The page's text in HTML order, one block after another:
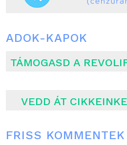
ADOK-KAPOK
TÁMOGASD A
VEDD ÁT
FRISS KOMMENTEK